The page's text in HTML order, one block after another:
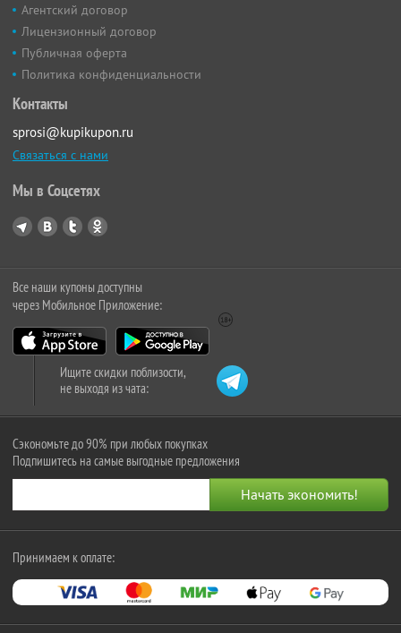
Агентский договор
Лицензионный договор
Публичная оферта
Политика конфиденциальности
Контакты
sprosi@kupikupon.ru
Связаться с нами
Мы в Соцсетях
Все наши купоны доступны
через Мобильное Приложение:
Ищите скидки поблизости,
не выходя из чата:
Сэкономьте до 90% при любых покупках
Подпишитесь на самые выгодные предложения
Принимаем к оплате: